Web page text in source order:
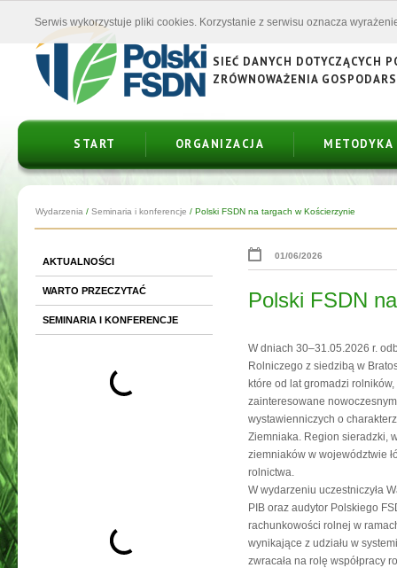
SIEĆ DANYCH DOTYCZĄCYCH
ZRÓWNOWAŻENIA
START ORGANIZACJA METODYKA
Wydarzenia / Seminaria i konferencje / Polski FSDN na targach w Kościerzynie
AKTUALNOŚCI
WARTO PRZECZYTAĆ
SEMINARIA I KONFERENCJE
01/06/2026
Polski FSDN
W dniach 30–31.05.2026 r.
Rolniczego z siedzibą w
które od lat gromadzi
zainteresowane
wystawienniczych o
Ziemniaka. Region sieradzki,
ziemniaków w województwie
rolnictwa.
W wydarzeniu uczestniczyła
PIB oraz audytor Polskiego
rachunkowości rolnej w
wynikające z udziału w
zwracała na rolę współpracy
Serwis wykorzystuje pliki cookies. Korzystanie z serwisu oznacza